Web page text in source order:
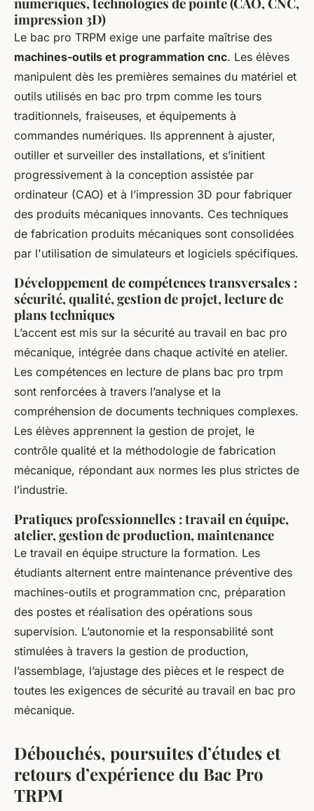
impression 3D)
Le bac pro TRPM exige une parfaite maîtrise des
machines-outils et programmation cnc. Les élèves
manipulent dès les premières semaines du matériel et
outils utilisés en bac pro trpm comme les tours
traditionnels, fraiseuses, et équipements à
commandes numériques. Ils apprennent à ajuster,
outiller et surveiller des installations, et s’initient
progressivement à la conception assistée par
ordinateur (CAO) et à l’impression 3D pour fabriquer
des produits mécaniques innovants. Ces techniques
de fabrication produits mécaniques sont consolidées
par l'utilisation de simulateurs et logiciels spécifiques.
Développement de compétences transversales :
sécurité, qualité, gestion de projet, lecture de
plans techniques
L’accent est mis sur la sécurité au travail en bac pro
mécanique, intégrée dans chaque activité en atelier.
Les compétences en lecture de plans bac pro trpm
sont renforcées à travers l’analyse et la
compréhension de documents techniques complexes.
Les élèves apprennent la gestion de projet, le
contrôle qualité et la méthodologie de fabrication
mécanique, répondant aux normes les plus strictes de
l’industrie.
Pratiques professionnelles : travail en équipe,
atelier, gestion de production, maintenance
Le travail en équipe structure la formation. Les
étudiants alternent entre maintenance préventive des
machines-outils et programmation cnc, préparation
des postes et réalisation des opérations sous
supervision. L’autonomie et la responsabilité sont
stimulées à travers la gestion de production,
l’assemblage, l’ajustage des pièces et le respect de
toutes les exigences de sécurité au travail en bac pro
mécanique.
Débouchés, poursuites d’études et
retours d’expérience du Bac Pro
TRPM